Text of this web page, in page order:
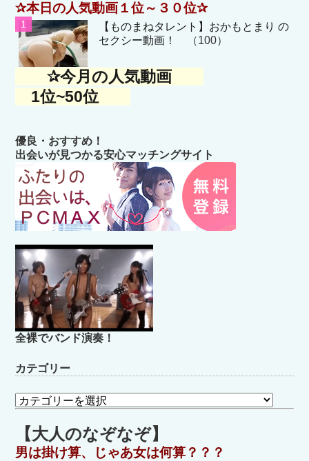
✰本日の人気動画１位～３０位✰
【ものまねタレント】おかもとまり の
セクシー動画！
（100）
✰今月の人気動画
1位~50位
優良・おすすめ！
出会いが見つかる安心マッチングサイト
全裸でバンド演奏！
カテゴリー
カ
テ
ゴ
リ
ー
【大人のなぞなぞ】
男は掛け算、じゃあ女は何算？？？